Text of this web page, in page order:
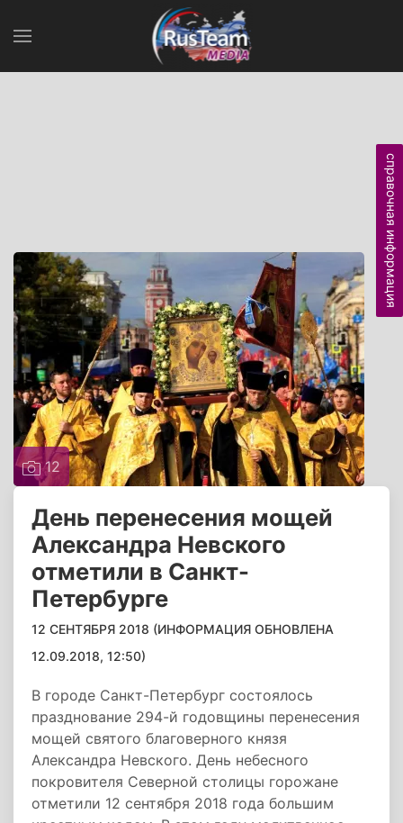
12
День перенесения мощей
Александра Невского
отметили в Санкт-
Петербурге
12 СЕНТЯБРЯ 2018 (ИНФОРМАЦИЯ ОБНОВЛЕНА
12.09.2018, 12:50)
В городе Санкт-Петербург состоялось
празднование 294-й годовщины перенесения
мощей святого благоверного князя
Александра Невского. День небесного
покровителя Северной столицы горожане
отметили 12 сентября 2018 года большим
справочная информация